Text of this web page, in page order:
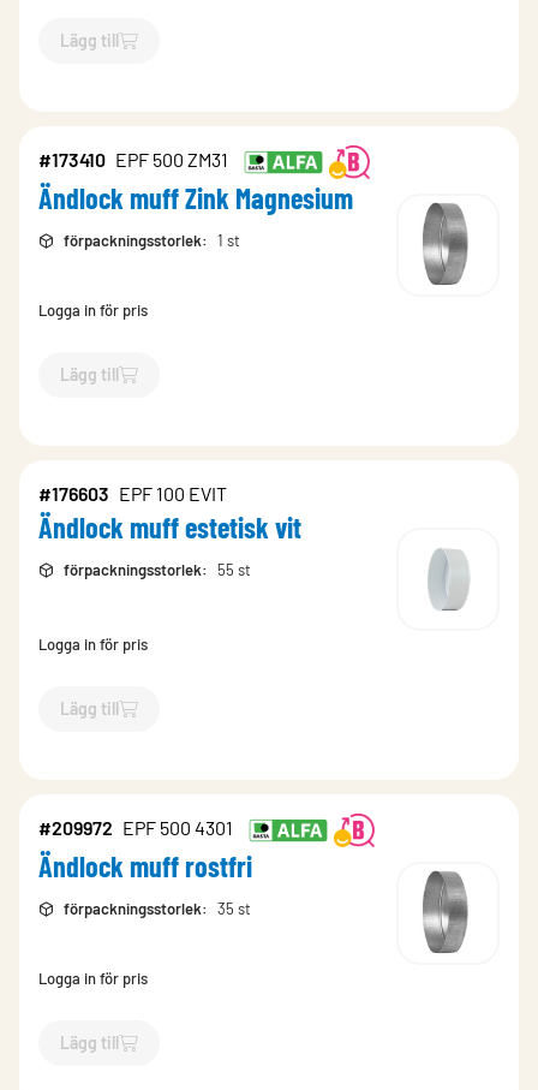
Lägg till
`$Lägg till
#173410 EPF 500 ZM31
Ändlock muff Zink Magnesium
förpackningsstorlek: 1 st
Logga in för pris
Lägg till
`$Lägg till
#176603 EPF 100 EVIT
Ändlock muff estetisk vit
förpackningsstorlek: 55 st
Logga in för pris
Lägg till
`$Lägg till
#209972 EPF 500 4301
Ändlock muff rostfri
förpackningsstorlek: 35 st
Logga in för pris
Lägg till
`$Lägg till